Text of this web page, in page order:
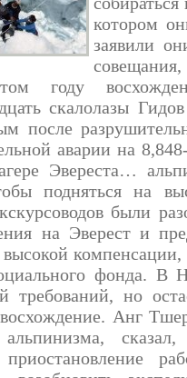
котором
заявили
году
скалолазы
после
аварии на
Эвереста…
подняться на
были
на Эверест и
высокой
фонда. В
требований, но
восхождение. Анг
альпинизма,
приостановление